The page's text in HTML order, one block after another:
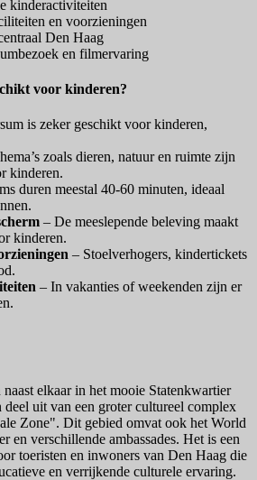
kinderactiviteiten
en voorzieningen
Den Haag
en filmervaring
voor kinderen?
is zeker geschikt voor kinderen,
zoals dieren, natuur en ruimte zijn
kinderen.
duren meestal 40-60 minuten, ideaal
– De meeslepende beleving maakt
kinderen.
– Stoelverhogers, kindertickets
– In vakanties of weekenden zijn er
of themadagen.
elkaar in het mooie Statenkwartier
uit van een groter cultureel complex
Zone". Dit gebied omvat ook het World
en verschillende ambassades. Het is een
toeristen en inwoners van Den Haag die
en verrijkende culturele ervaring.